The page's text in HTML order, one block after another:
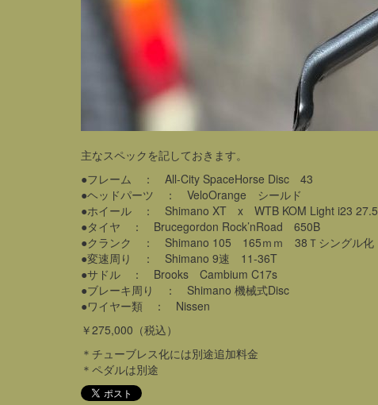
主なスペックを記しておきます。
●フレーム ： All-City SpaceHorse Disc 43
●ヘッドパーツ ： VeloOrange シールド
●ホイール ： Shimano XT x WTB KOM Light i23 27.5
●タイヤ ： Brucegordon Rock’nRoad 650B
●クランク ： Shimano 105 165ｍｍ 38Ｔシングル化
●変速周り ： Shimano 9速 11-36T
●サドル ： Brooks Cambium C17s
●ブレーキ周り ： Shimano 機械式Disc
●ワイヤー類 ： Nissen
￥275,000（税込）
＊チューブレス化には別途追加料金
＊ペダルは別途